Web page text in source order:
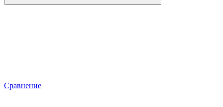
Сравнение